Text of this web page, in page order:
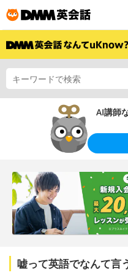
AI講師
嘘って英語でなんて言